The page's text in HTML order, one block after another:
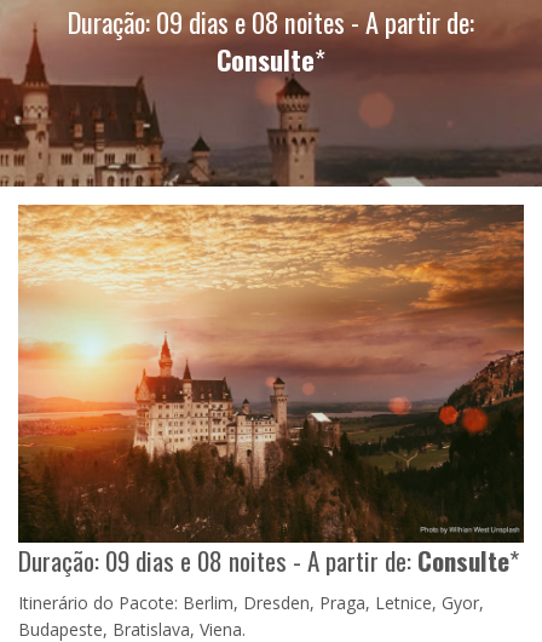
Duração: 09 dias e 08 noites - A partir de:
Consulte*
Duração: 09 dias e 08 noites - A partir de:Consulte*
Itinerário do Pacote: Berlim, Dresden, Praga, Letnice, Gyor,
Budapeste, Bratislava, Viena.